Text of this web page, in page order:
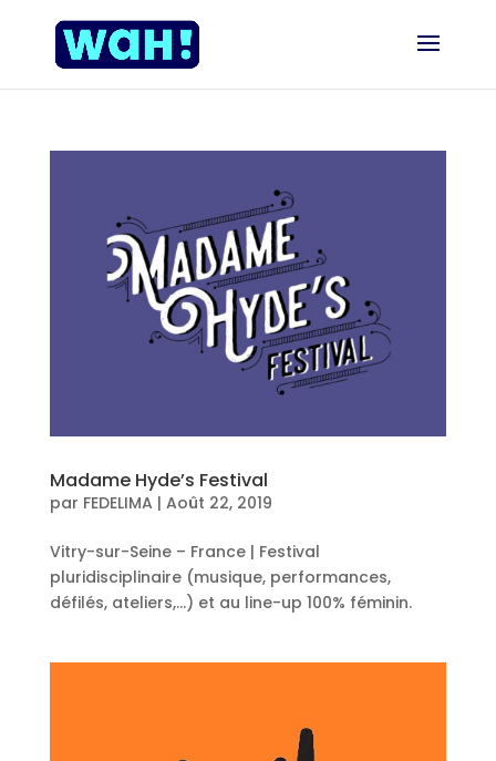
Madame Hyde’s Festival
par FEDELIMA | Août 22, 2019
Vitry-sur-Seine – France | Festival
pluridisciplinaire (musique, performances,
défilés, ateliers,…) et au line-up 100% féminin.